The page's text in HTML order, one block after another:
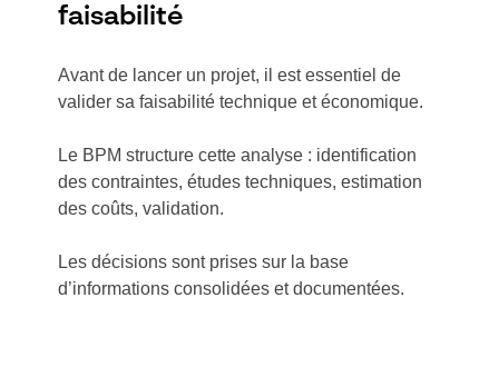
faisabilité
Avant de lancer un projet, il est essentiel de
valider sa faisabilité technique et économique.
Le BPM structure cette analyse : identification
des contraintes, études techniques, estimation
des coûts, validation.
Les décisions sont prises sur la base
d’informations consolidées et documentées.